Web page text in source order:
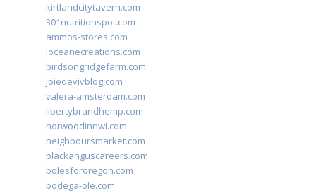
kirtlandcitytavern.com
301nutritionspot.com
ammos-stores.com
loceanecreations.com
birdsongridgefarm.com
joiedevivblog.com
valera-amsterdam.com
libertybrandhemp.com
norwoodinnwi.com
neighboursmarket.com
blackanguscareers.com
bolesfororegon.com
bodega-ole.com